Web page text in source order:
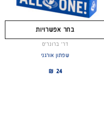
בחר אפשרויות
דר׳ ברונר׳ס
שפתון אורגני
24 ₪